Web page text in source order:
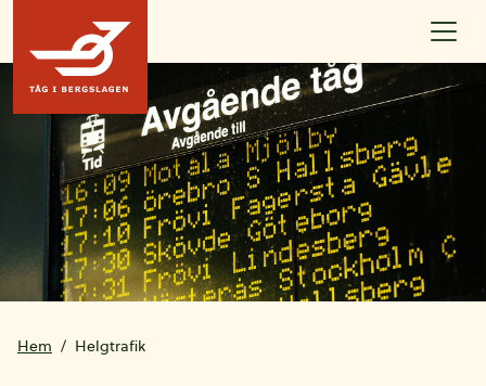
Hoppa till innehållet
Hem Helgtrafik